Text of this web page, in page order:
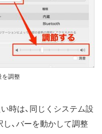
を調整
時は、同じくシステム設
し、バーを動かして調整